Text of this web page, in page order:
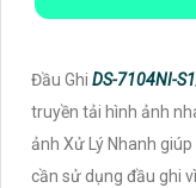
Đầu Ghi DS-7104NI-
truyền tải hình ảnh
ảnh Xử Lý Nhanh
cần sử dụng đầu ghi